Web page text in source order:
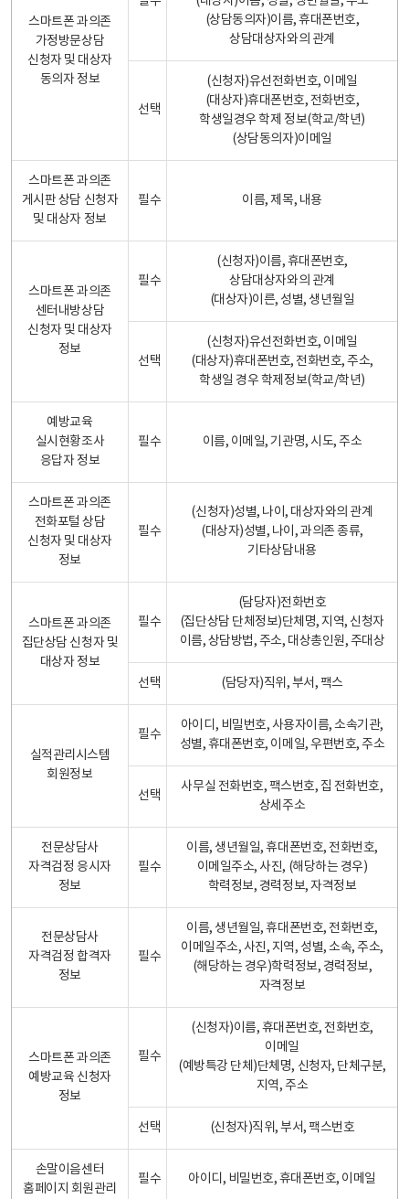
스마트폰 과의존
가정방문상담
신청자 및 대상자
동의자 정보
(상담동의자)이름, 휴대폰번호,
상담대상자와의 관계
선택
(신청자)유선전화번호, 이메일
(대상자)휴대폰번호, 전화번호,
학생일경우 학제 정보(학교/학년)
(상담동의자)이메일
스마트폰 과의존
게시판 상담 신청자
및 대상자 정보
필수 이름, 제목, 내용
스마트폰 과의존
센터내방상담
신청자 및 대상자
정보
필수
(신청자)이름, 휴대폰번호,
상담대상자와의 관계
(대상자)이른, 성별, 생년월일
선택
(신청자)유선전화번호, 이메일
(대상자)휴대폰번호, 전화번호, 주소,
학생일 경우 학제정보(학교/학년)
예방교육
실시현황조사
응답자 정보
필수 이름, 이메일, 기관명, 시도, 주소
스마트폰 과의존
전화포털 상담
신청자 및 대상자
정보
필수
(신청자)성별, 나이, 대상자와의 관계
(대상자)성별, 나이, 과의존 종류,
기타상담내용
스마트폰 과의존
집단상담 신청자 및
대상자 정보
필수
(담당자)전화번호
(집단상담 단체정보)단체명, 지역, 신청자
이름, 상담방법, 주소, 대상총인원, 주대상
선택 (담당자)직위, 부서, 팩스
실적관리시스템
회원정보
필수
아이디, 비밀번호, 사용자이름, 소속기관,
성별, 휴대폰번호, 이메일, 우편번호, 주소
선택
사무실 전화번호, 팩스번호, 집 전화번호,
상세주소
전문상담사
자격검정 응시자
정보
필수
이름, 생년월일, 휴대폰번호, 전화번호,
이메일주소, 사진, (해당하는 경우)
학력정보, 경력정보, 자격정보
전문상담사
자격검정 합격자
정보
필수
이름, 생년월일, 휴대폰번호, 전화번호,
이메일주소, 사진, 지역, 성별, 소속, 주소,
(해당하는 경우)학력정보, 경력정보,
자격정보
스마트폰 과의존
예방교육 신청자
정보
필수
(신청자)이름, 휴대폰번호, 전화번호,
이메일
(예방특강 단체)단체명, 신청자, 단체구분,
지역, 주소
선택 (신청자)직위, 부서, 팩스번호
손말이음센터
홈페이지 회원관리
필수 아이디, 비밀번호, 휴대폰번호, 이메일